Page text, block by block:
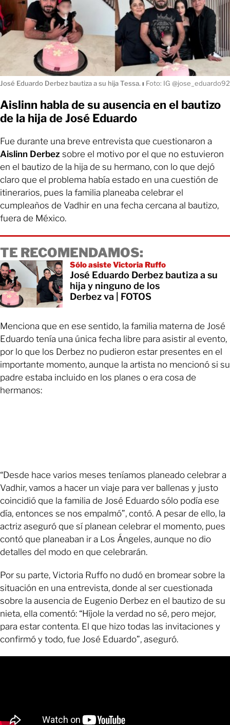
José Eduardo Derbez bautiza a su hija Tessa.ı Foto: IG @jose_eduardo92
Aislinn habla de su ausencia en el bautizo
de la hija de José Eduardo
Fue durante una breve entrevista que cuestionaron a
Aislinn Derbez sobre el motivo por el que no estuvieron
en el bautizo de la hija de su hermano, con lo que dejó
claro que el problema había estado en una cuestión de
itinerarios, pues la familia planeaba celebrar el
cumpleaños de Vadhir en una fecha cercana al bautizo,
fuera de México.
TE RECOMENDAMOS:
Sólo asiste Victoria Ruffo
José Eduardo Derbez bautiza a su
hija y ninguno de los
Derbez va | FOTOS
Menciona que en ese sentido, la familia materna de José
Eduardo tenía una única fecha libre para asistir al evento,
por lo que los Derbez no pudieron estar presentes en el
importante momento, aunque la artista no mencionó si su
padre estaba incluido en los planes o era cosa de
hermanos:
“Desde hace varios meses teníamos planeado celebrar a
Vadhir, vamos a hacer un viaje para ver ballenas y justo
coincidió que la familia de José Eduardo sólo podía ese
día, entonces se nos empalmó”, contó. A pesar de ello, la
actriz aseguró que sí planean celebrar el momento, pues
contó que planeaban ir a Los Ángeles, aunque no dio
detalles del modo en que celebrarán.
Por su parte, Victoria Ruffo no dudó en bromear sobre la
situación en una entrevista, donde al ser cuestionada
sobre la ausencia de Eugenio Derbez en el bautizo de su
nieta, ella comentó: “Híjole la verdad no sé, pero mejor,
para estar contenta. El que hizo todas las invitaciones y
confirmó y todo, fue José Eduardo”, aseguró.